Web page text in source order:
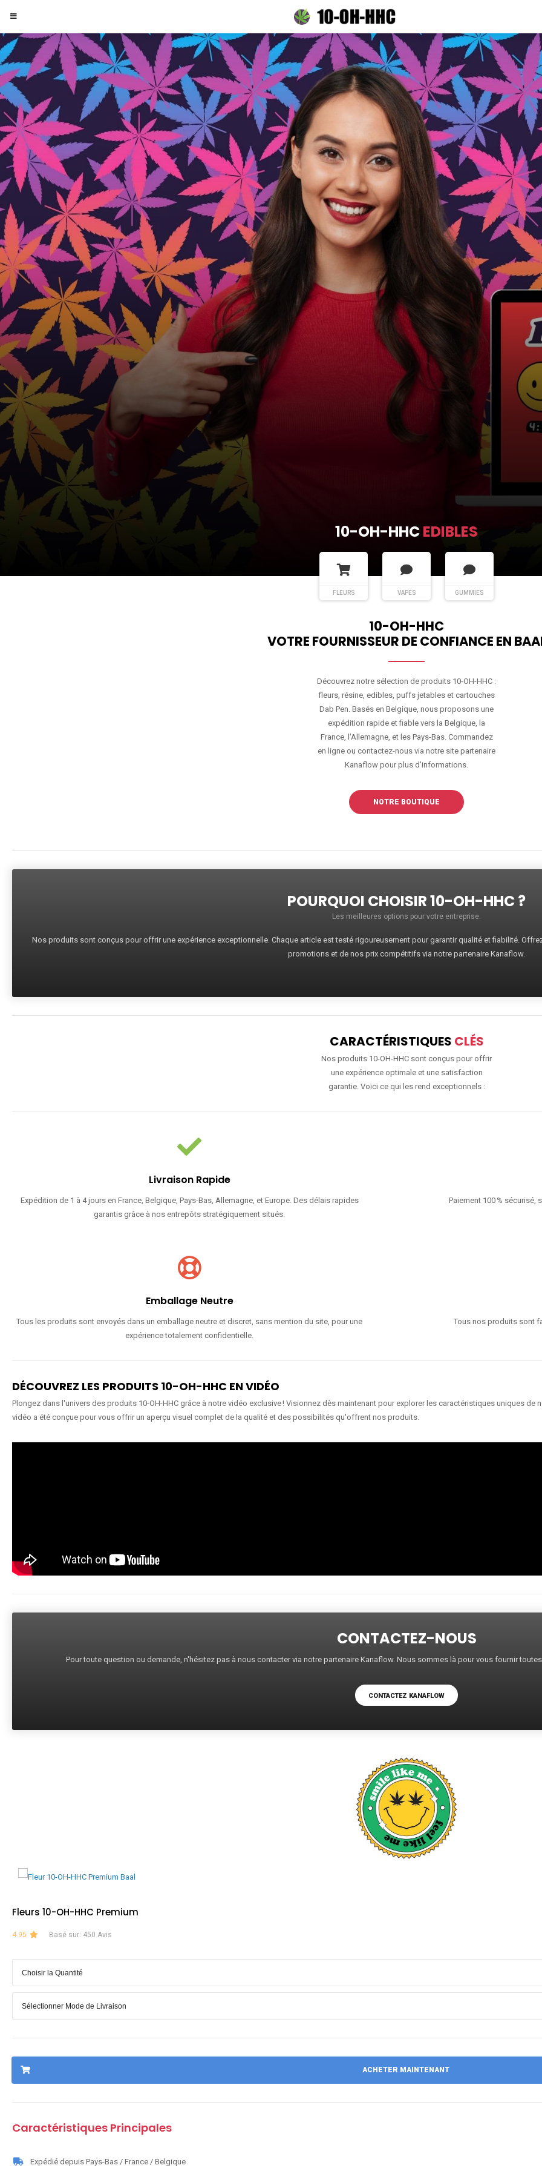
10-OH-HHCEDIBLES
FLEURS VAPES GUMMIES
10-OH-HHC
VOTRE FOURNISSEUR DE CONFIANCE EN
Découvrez notre sélection de produits 10-OH-HHC :
fleurs, résine, edibles, puffs jetables et cartouches
Dab Pen. Basés en Belgique, nous proposons une
expédition rapide et fiable vers la Belgique, la
France, l'Allemagne, et les Pays-Bas. Commandez
en ligne ou contactez-nous via notre site partenaire
Kanaflow pour plus d'informations.
NOTRE BOUTIQUE
POURQUOI CHOISIR 10-OH-HHC ?
Les meilleures options pour votre entreprise.
Nos produits sont conçus pour offrir une expérience exceptionnelle. Chaque article est testé rigoureusement pour garantir qualité et fiabilité.
promotions et de nos prix compétitifs via notre partenaire Kanaflow.
CARACTÉRISTIQUES CLÉS
Nos produits 10-OH-HHC sont conçus pour offrir
une expérience optimale et une satisfaction
garantie. Voici ce qui les rend exceptionnels :
Livraison Rapide
Expédition de 1 à 4 jours en France, Belgique, Pays-Bas, Allemagne, et Europe. Des délais rapides
garantis grâce à nos entrepôts stratégiquement situés.
Paiement 100 %
Emballage Neutre
Tous les produits sont envoyés dans un emballage neutre et discret, sans mention du site, pour une
expérience totalement confidentielle.
Tous nos produits sont
DÉCOUVREZ LES PRODUITS 10-OH-HHC EN VIDÉO
Plongez dans l'univers des produits 10-OH-HHC grâce à notre vidéo exclusive ! Visionnez dès maintenant pour explorer les caractéristiques uniques
vidéo a été conçue pour vous offrir un aperçu visuel complet de la qualité et des possibilités qu'offrent nos produits.
CONTACTEZ-NOUS
Pour toute question ou demande, n'hésitez pas à nous contacter via notre partenaire Kanaflow. Nous sommes là pour vous fournir
CONTACTEZ KANAFLOW
Fleurs 10-OH-HHC Premium
4.95 Basé sur: 450 Avis
ACHETER MAINTENANT
Caractéristiques Principales
Expédié depuis Pays-Bas / France / Belgique